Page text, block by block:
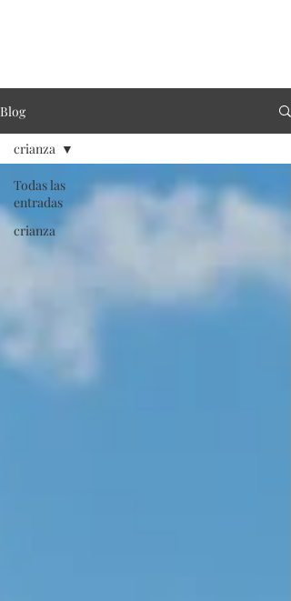
Blog
Todas las
entradas
crianza
crianza